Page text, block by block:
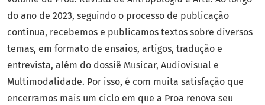
do ano de 2023, seguindo o processo de publicação
contínua, recebemos e publicamos textos sobre diversos
temas, em formato de ensaios, artigos, tradução e
entrevista, além do dossiê Musicar, Audiovisual e
Multimodalidade. Por isso, é com muita satisfação que
encerramos mais um ciclo em que a Proa renova seu